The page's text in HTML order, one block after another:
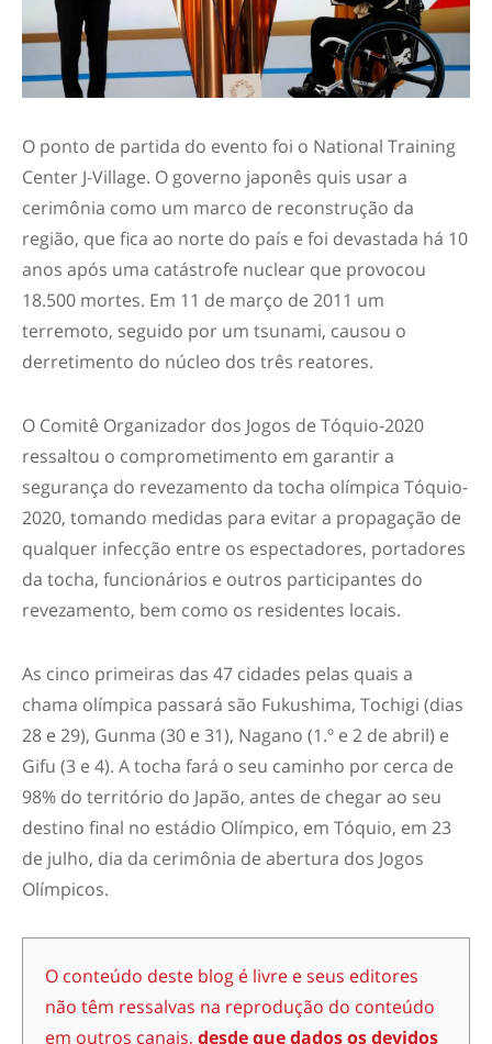
O ponto de partida do evento foi o National Training
Center J-Village. O governo japonês quis usar a
cerimônia como um marco de reconstrução da
região, que fica ao norte do país e foi devastada há 10
anos após uma catástrofe nuclear que provocou
18.500 mortes. Em 11 de março de 2011 um
terremoto, seguido por um tsunami, causou o
derretimento do núcleo dos três reatores.
O Comitê Organizador dos Jogos de Tóquio-2020
ressaltou o comprometimento em garantir a
segurança do revezamento da tocha olímpica Tóquio-
2020, tomando medidas para evitar a propagação de
qualquer infecção entre os espectadores, portadores
da tocha, funcionários e outros participantes do
revezamento, bem como os residentes locais.
As cinco primeiras das 47 cidades pelas quais a
chama olímpica passará são Fukushima, Tochigi (dias
28 e 29), Gunma (30 e 31), Nagano (1.º e 2 de abril) e
Gifu (3 e 4). A tocha fará o seu caminho por cerca de
98% do território do Japão, antes de chegar ao seu
destino final no estádio Olímpico, em Tóquio, em 23
de julho, dia da cerimônia de abertura dos Jogos
Olímpicos.
O conteúdo deste blog é livre e seus editores
não têm ressalvas na reprodução do conteúdo
em outros canais, desde que dados os devidos